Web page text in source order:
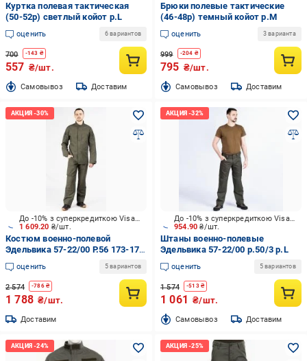
Куртка полевая тактическая
(50-52р) светлый койот р.L
оценить 6 вариантов
700 -143 ₴
557 ₴/шт.
Cамовывоз Доставим
Брюки полевые тактические
(46-48р) темный койот р.M
оценить 3 варианта
999 -204 ₴
795 ₴/шт.
Cамовывоз Доставим
1 609.20 ₴/шт.
До -10% з суперкредиткою Visa Вигода
Костюм военно-полевой
Эдельвика 57-22/00 Р.56 173-179
см р.XL
оценить 5 вариантов
2 574 -786₴
1 788 ₴/шт.
Доставим
954.90₴/шт.
До -10% з суперкредиткою Visa Вигода
Штаны военно-полевые
Эдельвика 57-22/00 р.50/3 р.L
оценить 5 вариантов
1 574 -513₴
1 061 ₴/шт.
Cамовывоз Доставим